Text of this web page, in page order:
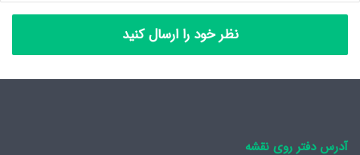
نظر خود را ارسال کنید
آدرس دفتر روی نقشه